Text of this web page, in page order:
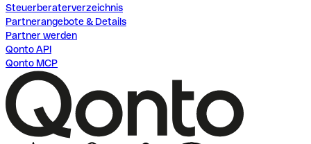
Steuerberaterverzeichnis
Partnerangebote & Details
Partner werden
Qonto API
Qonto MCP